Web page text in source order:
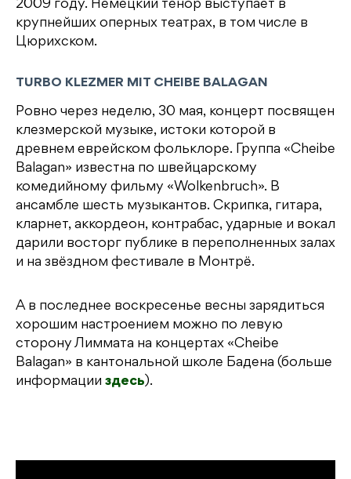
2009 году. Немецкий тенор выступает в
крупнейших оперных театрах, в том числе в
Цюрихском.
TURBO KLEZMER MIT CHEIBE BALAGAN
Ровно через неделю, 30 мая, концерт посвящен
клезмерской музыке, истоки которой в
древнем еврейском фольклоре. Группа «Cheibe
Balagan» известна по швейцарскому
комедийному фильму «Wolkenbruch». В
ансамбле шесть музыкантов. Скрипка, гитара,
кларнет, аккордеон, контрабас, ударные и вокал
дарили восторг публике в переполненных залах
и на звёздном фестивале в Монтрё.
А в последнее воскресенье весны зарядиться
хорошим настроением можно по левую
сторону Лиммата на концертах «Cheibe
Balagan» в кантональной школе Бадена (больше
информации здесь).